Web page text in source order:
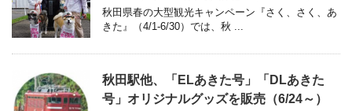
秋田県春の大型観光キャンペーン『さく、さく、あ
きた』（4/1-6/30）では、秋 ...
秋田駅他、「ELあきた号」「DLあきた
号」オリジナルグッズを販売（6/24～）